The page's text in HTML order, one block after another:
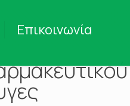
Επικοινωνία